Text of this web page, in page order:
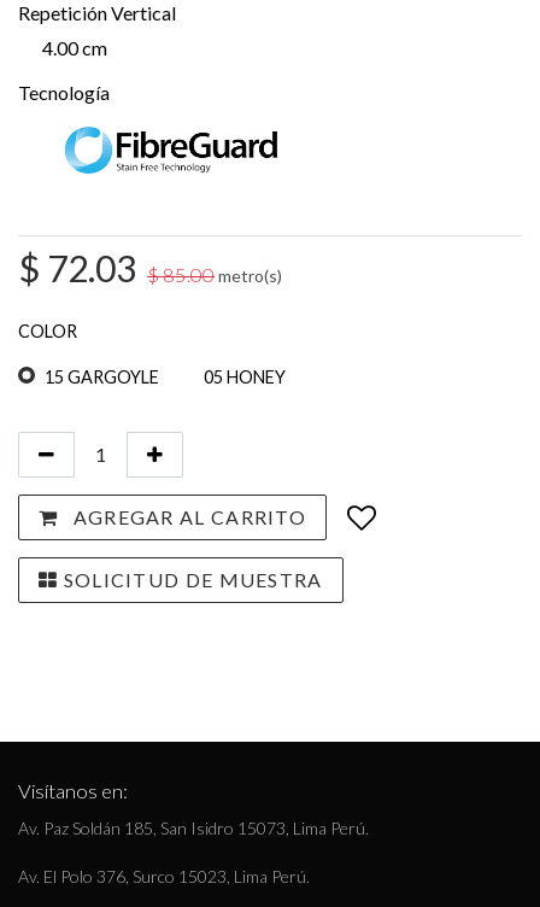
Repetición Vertical
4.00 cm
Tecnología
$ 72.03 $85.00metro(s)
COLOR
15 GARGOYLE 05 HONEY
AGREGAR AL CARRITO
SOLICITUD DE MUESTRA
Visítanos en:
Av. Paz Soldán 185, San Isidro 15073, Lima Perú.
Av. El Polo 376, Surco 15023, Lima Perú.